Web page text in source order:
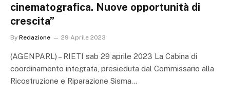
cinematografica. Nuove opportunità di
crescita”
By Redazione 29 Aprile 2023
(AGENPARL) – RIETI sab 29 aprile 2023 La Cabina di
coordinamento integrata, presieduta dal Commissario alla
Ricostruzione e Riparazione Sisma…